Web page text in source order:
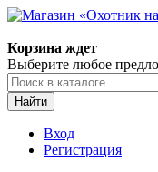
Корзина ждет
Выберите любое
Найти
Вход
Регистрация